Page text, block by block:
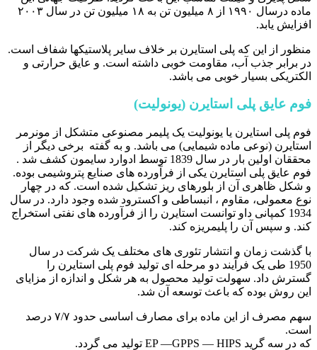
ماده درسال ۱۹۹۰ از ۸ میلیون تن به ۱۸ میلیون تن در سال ۲۰۰۳
افزایش یابد.
منظور از این که پلی استایرن بر خلاف سایر پلاستیکها شفاف است.
در برابر جذب آب، مقاومت خوبی داشته است. و عایق حرارتی و
الکتریکی بسیار خوبی می باشد.
فوم عایق پلی استایرن (یونولیت)
فوم پلی استایرن یا یونولیت یک پلیمر مصنوعی متشکل از مونرمر
استایرن (نوعی ماده شیمایی) می باشد. و به گفته برخی دیگر از
محققان اولین بار در سال 1839 توسط ادوارد سایمون کشف شد .
فوم عایق پلی استایرن یکی از فرآورده های صنایع پتروشیمی بوده.
و شکل ظاهری آن از بلورهای ریز تشکیل شده است. که در چهار
نوع معمولی، مقاوم ، انبساطی و اکسترود شده وجود دارد. در سال
1934 کمپانی داو توانست استایرن را از فرآورده های نفتی استخراج
کند. و سپس آن را پلیمریزه کند.
با گذشت زمان و انتشار تئوری های مختلف یک شرکت در سال
1950 طی یک فرآیند دو مرحله ای تولید فوم پلی استایرن را
گسترش داد. سهولت تولید محصول به هر شکل و اندازه از مزایای
این روش بوده که باعث توسعه آن شد.
سهم مصرف از این ماده برای مصارف اساسی حدود ۷/۷ درصد
است.
که در سه گرید EP —GPPS — HIPS تولید می گردد.